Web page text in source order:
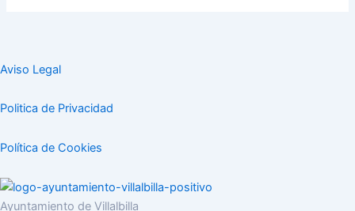
Aviso Legal
Politica de Privacidad
Política de Cookies
Ayuntamiento de Villalbilla